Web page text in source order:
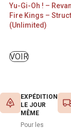
Yu-Gi-Oh ! –
Fire Kings –
(Unlimited)
VOIR
EXPÉDITION
LE JOUR
MÊME
Pour les